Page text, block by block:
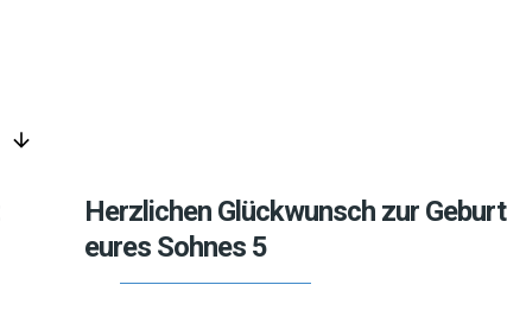
arrow_downward
Herzlichen Glückwunsch zur Geburt
eures Sohnes 5